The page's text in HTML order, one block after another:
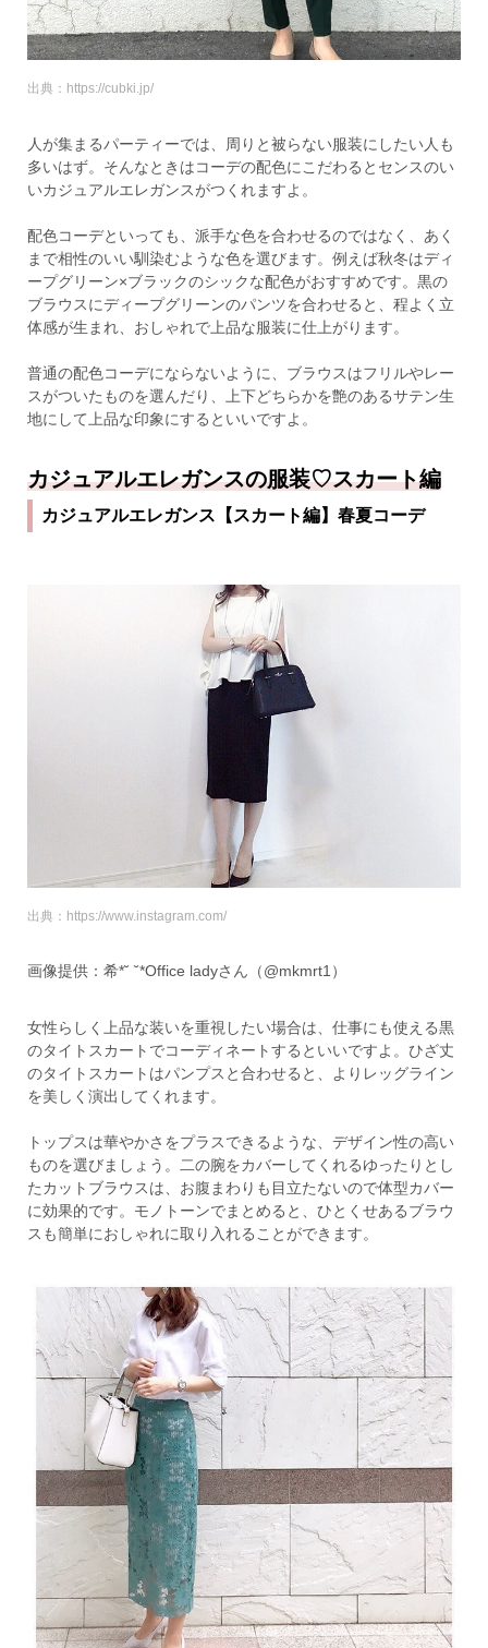
出典：https://cubki.jp/
人が集まるパーティーでは、周りと被らない服装にしたい人も
多いはず。そんなときはコーデの配色にこだわるとセンスのい
いカジュアルエレガンスがつくれますよ。
配色コーデといっても、派手な色を合わせるのではなく、あく
まで相性のいい馴染むような色を選びます。例えば秋冬はディ
ープグリーン×ブラックのシックな配色がおすすめです。黒の
ブラウスにディープグリーンのパンツを合わせると、程よく立
体感が生まれ、おしゃれで上品な服装に仕上がります。
普通の配色コーデにならないように、ブラウスはフリルやレー
スがついたものを選んだり、上下どちらかを艶のあるサテン生
地にして上品な印象にするといいですよ。
カジュアルエレガンスの服装♡スカート編
カジュアルエレガンス【スカート編】春夏コーデ
出典：https://www.instagram.com/
画像提供：希*˘ ˘*Office ladyさん（@mkmrt1）
女性らしく上品な装いを重視したい場合は、仕事にも使える黒
のタイトスカートでコーディネートするといいですよ。ひざ丈
のタイトスカートはパンプスと合わせると、よりレッグライン
を美しく演出してくれます。
トップスは華やかさをプラスできるような、デザイン性の高い
ものを選びましょう。二の腕をカバーしてくれるゆったりとし
たカットブラウスは、お腹まわりも目立たないので体型カバー
に効果的です。モノトーンでまとめると、ひとくせあるブラウ
スも簡単におしゃれに取り入れることができます。